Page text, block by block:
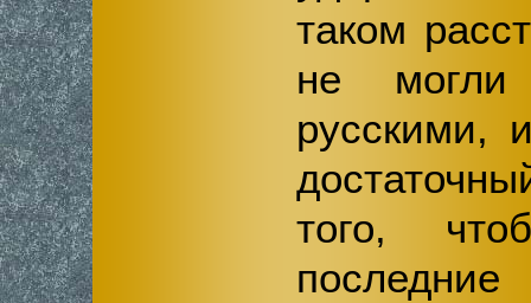
таком
не могли
русскими,
того,